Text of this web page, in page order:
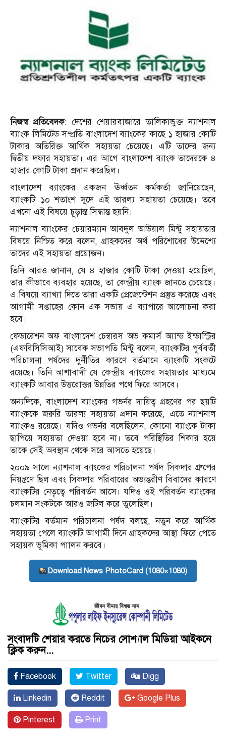
নিজস্ব প্রতিবেদক: দেশের শেয়ারবাজারে তালিকাভুক্ত ন্যাশনাল
ব্যাংক লিমিটেড সম্প্রতি বাংলাদেশ ব্যাংকের কাছে ১ হাজার কোটি
টাকার অতিরিক্ত আর্থিক সহায়তা চেয়েছে। এটি তাদের জন্য
দ্বিতীয় দফার সহায়তা। এর আগে বাংলাদেশ ব্যাংক তাদেরকে ৪
হাজার কোটি টাকা প্রদান করেছিল।
বাংলাদেশ ব্যাংকের একজন ঊর্ধ্বতন কর্মকর্তা জানিয়েছেন,
ব্যাংকটি ১০ শতাংশ সুদে এই তারল্য সহায়তা চেয়েছে। তবে
এখনো এই বিষয়ে চূড়ান্ত সিদ্ধান্ত হয়নি।
ন্যাশনাল ব্যাংকের চেয়ারম্যান আবদুল আউয়াল মিন্টু সহায়তার
বিষয়ে নিশ্চিত করে বলেন, গ্রাহকদের অর্থ পরিশোধের উদ্দেশ্যে
তাদের এই সহায়তা প্রয়োজন।
তিনি আরও জানান, যে ৪ হাজার কোটি টাকা দেওয়া হয়েছিল,
তার কীভাবে ব্যবহার হয়েছে, তা কেন্দ্রীয় ব্যাংক জানতে চেয়েছে।
এ বিষয়ে ব্যাখ্যা দিতে তারা একটি প্রেজেন্টেশন প্রস্তুত করেছে এবং
আগামী সপ্তাহের কোন এক সভায় এ ব্যাপারে আলোচনা করা
হবে।
ফেডারেশন অফ বাংলাদেশ চেম্বারস অভ কমার্স অ্যান্ড ইন্ডাস্ট্রির
(এফবিসিসিআই) সাবেক সভাপতি মিন্টু বলেন, ব্যাংকটির পূর্ববর্তী
পরিচালনা পর্ষদের দুর্নীতির কারণে বর্তমানে ব্যাংকটি সংকটে
রয়েছে। তিনি আশাবাদী যে কেন্দ্রীয় ব্যাংকের সহায়তার মাধ্যমে
ব্যাংকটি আবার উত্তরোত্তর উন্নতির পথে ফিরে আসবে।
অন্যদিকে, বাংলাদেশ ব্যাংকের গভর্নর দায়িত্ব গ্রহণের পর ছয়টি
ব্যাংককে জরুরি তারল্য সহায়তা প্রদান করেছে, এতে ন্যাশনাল
ব্যাংকও রয়েছে। যদিও গভর্নর বলেছিলেন, কোনো ব্যাংকে টাকা
ছাপিয়ে সহায়তা দেওয়া হবে না। তবে পরিস্থিতির শিকার হয়ে
তাকে সেই অবস্থান থেকে সরে আসতে হয়েছে।
২০০৯ সালে ন্যাশনাল ব্যাংকের পরিচালনা পর্ষদ সিকদার গ্রুপের
নিয়ন্ত্রণে ছিল এবং সিকদার পরিবারের অভ্যন্তরীণ বিবাদের কারণে
ব্যাংকটির নেতৃত্বে পরিবর্তন আসে। যদিও ওই পরিবর্তন ব্যাংকের
চলমান সংকটকে আরও জটিল করে তুলেছিল।
ব্যাংকটির বর্তমান পরিচালনা পর্ষদ বলছে, নতুন করে আর্থিক
সহায়তা পেলে ব্যাংকটি আগামী দিনে গ্রাহকদের আস্থা ফিরে পেতে
সহায়ক ভূমিকা পাালন করবে।
Download News PhotoCard (1080×1080)
সংবাদটি শেয়ার করতে নিচের সোশ্যাল মিডিয়া আইকনে
ক্লিক করুন...
Facebook Twitter Digg
Linkedin Reddit Google Plus
Pinterest Print